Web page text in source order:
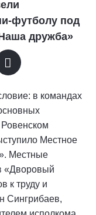
футболу под
дружба»
в командах
Местное
Местные
«Дворовый
к труду и
Сингрибаев,